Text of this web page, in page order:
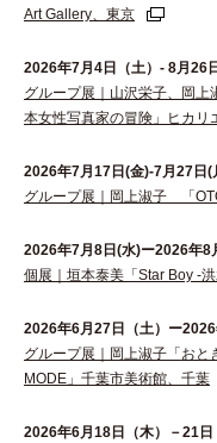
Art Gallery、東京
2026年7月4日（土）- 8月26
グループ展｜山沢栄子、岡上
本女性写真家の冒険」ヒカリ
2026年7月17日(金)-7月27日(
グループ展｜岡上淑子 「
2026年7月8日(水)ー2026年8
個展｜垣本泰美「Star Boy -
2026年6⽉27⽇（⼟）ー2026
グループ展｜岡上淑子「おと
MODE」千葉市美術館、千葉
2026年6月18日（木）－21日